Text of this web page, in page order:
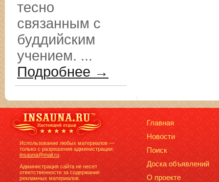
тесно
связанным с
буддийским
учением. ...
Подробнее →
Использование любых материалов —
только с разрешения администрации:
insauna@mail.ru
Администрация сайта не несет
ответственности за содержание
рекламных материалов.
Главная
Новости
Поиск
Доска объявлений
О проекте